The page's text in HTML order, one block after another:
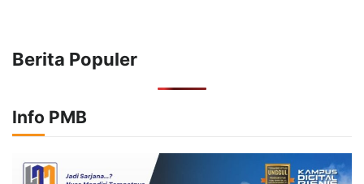
Berita Populer
Info PMB